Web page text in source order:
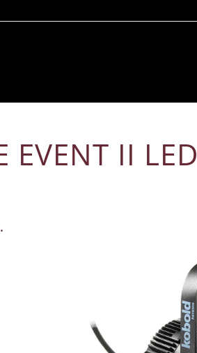
EVENT II LED